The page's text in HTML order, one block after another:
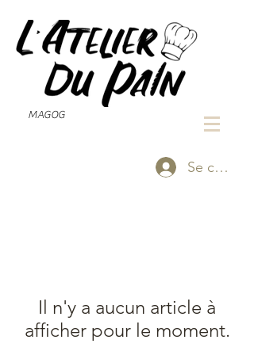
MAGOG
Se
Il n'y a aucun article à
afficher pour le moment.